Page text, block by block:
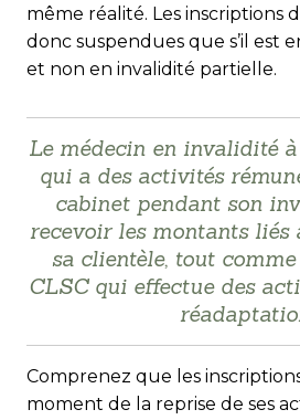
même réalité. Les inscriptions
donc suspendues que s’il est
et non en invalidité partielle.
Le médecin en invalidité
qui a des activités
cabinet pendant son
recevoir les montants liés
sa clientèle, tout
CLSC qui effectue des
Comprenez que les
moment de la reprise de ses